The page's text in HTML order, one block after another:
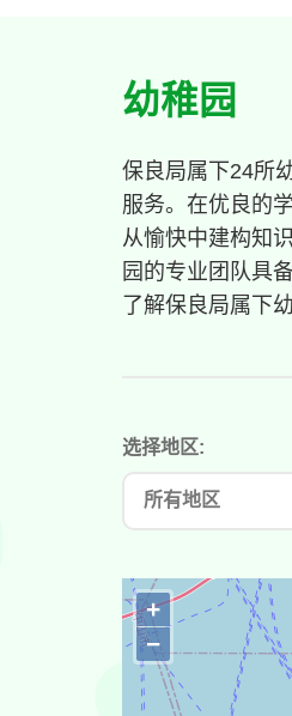
幼稚园
保良局属下24所
服务。在优良的
从愉快中建构知
园的专业团队具
了解保良局属下
选择地区:
+
−